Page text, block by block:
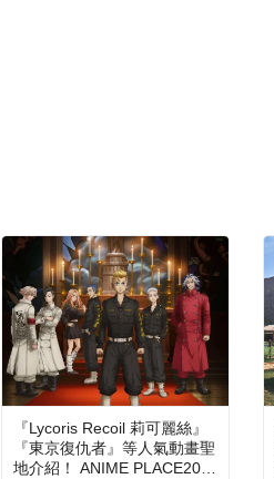
『Lycoris Recoil 莉可麗絲』
『東京復仇者』等人氣動畫聖
地介紹！ ANIME PLACE202